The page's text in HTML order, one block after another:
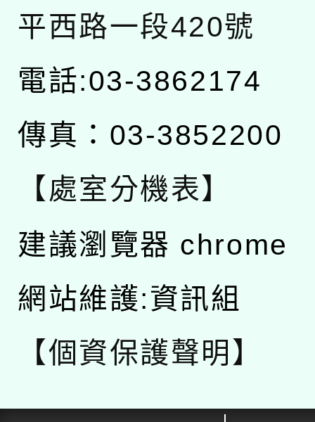
平西路一段420號
電話:03-3862174
傳真：03-3852200
【處室分機表】
建議瀏覽器 chrome
網站維護:資訊組
【個資保護聲明】